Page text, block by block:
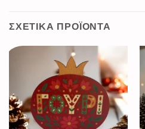
ΣΧΕΤΙΚΆ ΠΡΟΪΌΝΤΑ